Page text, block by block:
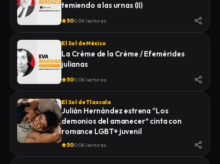
temiendo a las urnas (II)
500.0K lecturas
El Sol de México
La Crème de la Crème / Efemérides
julianas
500.0K lecturas
El Sol de Tlaxcala
Julián Hernández estrena “Los
demonios del amanecer” cinta con
romance LGBT+ juvenil
500.0K lecturas